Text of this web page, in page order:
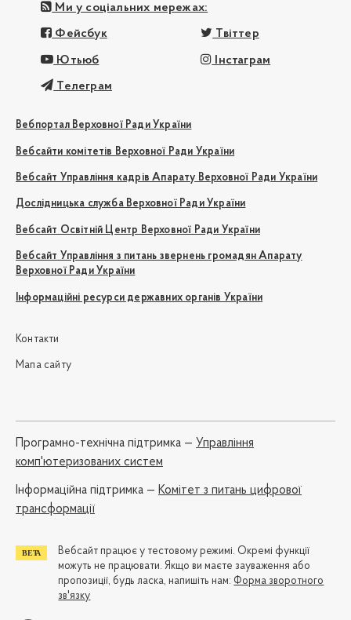
Ми у соціальних мережах:
Фейсбук Твіттер
Ютьюб Інстаграм
Телеграм
Вебпортал Верховної Ради України
Вебсайти комітетів Верховної Ради України
Вебсайт Управління кадрів Апарату Верховної Ради України
Дослідницька служба Верховної Ради України
Вебсайт Освітній Центр Верховної Ради України
Вебсайт Управління з питань звернень громадян Апарату
Верховної Ради України
Інформаційні ресурси державних органів України
Контакти
Мапа сайту
Програмно-технічна підтримка — Управління
комп'ютеризованих систем
Iнформаційна підтримка — Комітет з питань цифрової
трансформації
Вебсайт працює у тестовому режимі. Окремі функції
можуть не працювати. Якщо ви маєте зауваження або
пропозиції, будь ласка, напишіть нам: Форма зворотного
зв'язку